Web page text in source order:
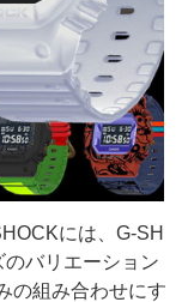
には、G-SH
バリエーション
の組み合わせにす